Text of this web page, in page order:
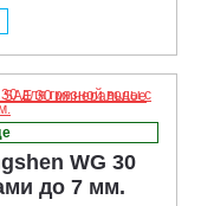
WG 30
до 7 мм.